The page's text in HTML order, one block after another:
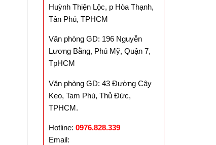
Huỳnh Thiện Lộc, p Hòa Thạnh,
Tân Phú, TPHCM
Văn phòng GD: 196 Nguyễn
Lương Bằng, Phú Mỹ, Quận 7,
TpHCM
Văn phòng GD: 43 Đường Cây
Keo, Tam Phú, Thủ Đức,
TPHCM.
Hotline: 0976.828.339
Email: